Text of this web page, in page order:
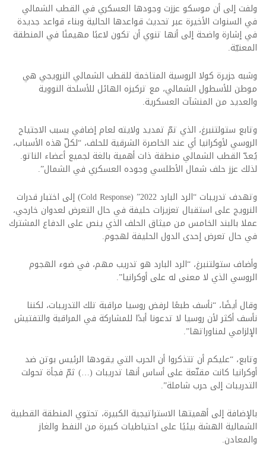
ولفت إلى أن موسكو عززت وجودها العسكري في القطب الشمالي
في السنوات الأخيرة عبر تحديث قواعدها الحالية وبناء قواعد جديدة
في إشارة واضحة إلى أنها تنوي أن تكون لاعبًا مهيمنًا في المنطقة
المعنيّة.
وشبه جزيرة كولا الروسية المتاخمة للقطب الشمالي النرويجي هي
موطن للأسطول الشمالي، مع تركيزه الهائل للأسلحة النووية
والعديد من المنشآت العسكرية.
وتابع ستولتنبرغ، الذي تمّ تمديد ولايته لعام إضافي بسبب الاجتياح
الروسي لأوكرانيا أي عند الخاصرة الشرقية للحلف، “لكلّ هذه الأسباب،
يُعدّ القطب الشمالي منطقة ذات أهمية بالغة لجميع أعضاء الناتو.
لذلك عزز حلف شمال الأطلسي وجوده العسكري في الشمال”.
وتهدف تدريبات “الرد البارد 2022” (Cold Response) إلى اختبار قدرات
النرويج على استقبال تعزيزات حليفة في حال التعرض لعدوان خارجي،
عملا بالبند الخامس من ميثاق الحلف الذي ينص على الدفاع المشترك
في حال تعرض إحدى الدول الحليفة لهجوم.
وأضاف ستولتنبرغ، “الرد البارد هو تدريب مهم، في ضوء الهجوم
الروسي الذي لا معنى له على أوكرانيا”.
وقال أيضًا، “نأسف طبعًا لرفض روسيا مراقبة تلك التدريبات، لكننا
نأسف أكثر لأن روسيا لا تدعونا أبدًا للمشاركة في المراقبة والتفتيش
الإلزامي لمناوراتها”.
وتابع، “عليكم أن تتذكروا أن الحرب التي يقودها الرئيس بوتن ضد
أوكرانيا كانت مقنّعة على أساس أنها تدريبات (…) ثمّ فجأة تحولت
التدريبات إلى حرب شاملة”.
بالإضافة إلى أهميتها الاستراتيجية الكبيرة، تحتوي المنطقة القطبية
الشمالية الهشة بيئيًا على احتياطيات كبيرة من النفط والغاز
والمعادن.